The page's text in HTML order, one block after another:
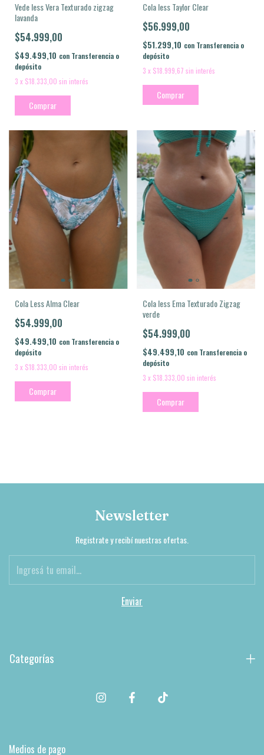
Vede less Vera Texturado zigzag
lavanda
$54.999,00
$49.499,10 con Transferencia o
depósito
3 x $18.333,00 sin interés
Comprar
Cola less Taylor Clear
$56.999,00
$51.299,10 con Transferencia o
depósito
3 x $18.999,67 sin interés
Comprar
Cola Less Alma Clear
$54.999,00
$49.499,10 con Transferencia o
depósito
3 x $18.333,00 sin interés
Comprar
Cola less Ema Texturado Zigzag
verde
$54.999,00
$49.499,10 con Transferencia o
depósito
3 x $18.333,00 sin interés
Comprar
Newsletter
Registrate y recibí nuestras ofertas.
Categorías
Medios de pago